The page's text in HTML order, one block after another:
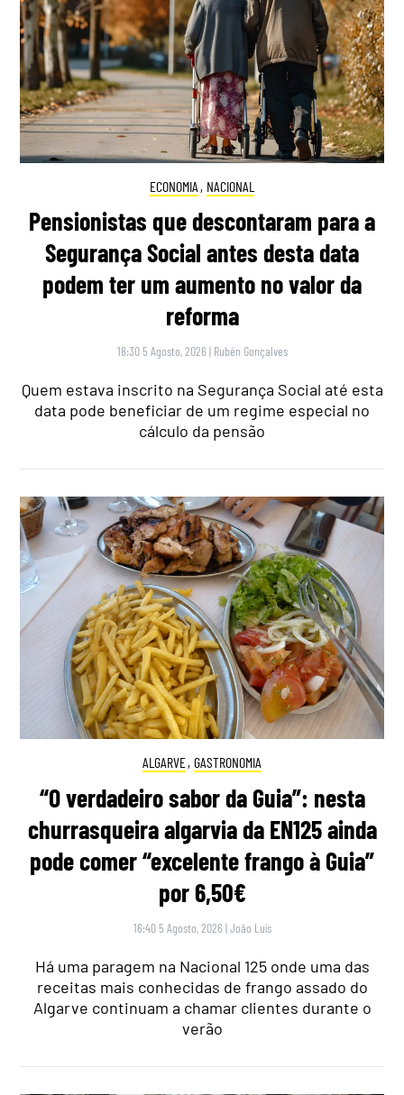
ECONOMIA , NACIONAL
Pensionistas que descontaram para a
Segurança Social antes desta data
podem ter um aumento no valor da
reforma
18:30 5 Agosto, 2026 | Rubén Gonçalves
Quem estava inscrito na Segurança Social até esta
data pode beneficiar de um regime especial no
cálculo da pensão
ALGARVE, GASTRONOMIA
“O verdadeiro sabor da Guia”: nesta
churrasqueira algarvia da EN125 ainda
pode comer “excelente frango à Guia”
por 6,50€
16:40 5 Agosto, 2026 |João Luís
Há uma paragem na Nacional 125 onde uma das
receitas mais conhecidas de frango assado do
Algarve continuam a chamar clientes durante o
verão